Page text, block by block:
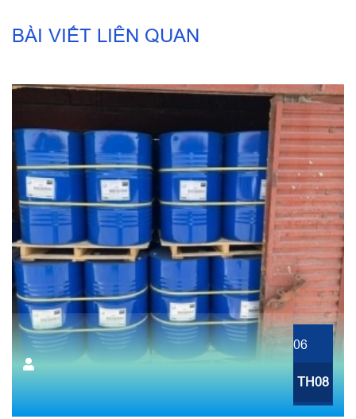
BÀI VIẾT LIÊN QUAN
06
TH08